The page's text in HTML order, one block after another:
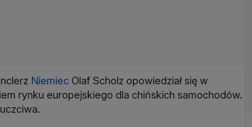
Niemiec Olaf Scholz opowiedział się w
rynku europejskiego dla chińskich samochodów.